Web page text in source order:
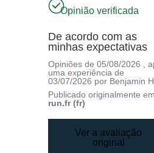
Opinião verificada
De acordo com as
minhas expectativas
Opiniões de05/08/2026
,
uma experiência de
03/07/2026 por Benjamin
Publicado originalmente
run.fr (fr)
Ver a avaliação
original